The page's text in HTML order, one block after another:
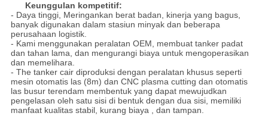
Keunggulan kompetitif:
- Daya tinggi, Meringankan berat badan, kinerja yang bagus,
banyak digunakan dalam stasiun minyak dan beberapa
perusahaan logistik.
- Kami menggunakan peralatan OEM, membuat tanker padat
dan tahan lama, dan mengurangi biaya untuk mengoperasikan
dan memelihara.
- The tanker cair diproduksi dengan peralatan khusus seperti
mesin otomatis las (8m) dan CNC plasma cutting dan otomatis
las busur terendam membentuk yang dapat mewujudkan
pengelasan oleh satu sisi di bentuk dengan dua sisi, memiliki
manfaat kualitas stabil, kurang biaya , dan tampan.